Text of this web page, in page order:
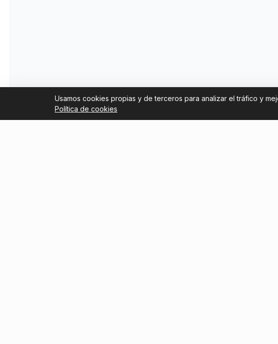
Usamos cookies propias y de terceros para analizar el tráfico y
Política de cookies